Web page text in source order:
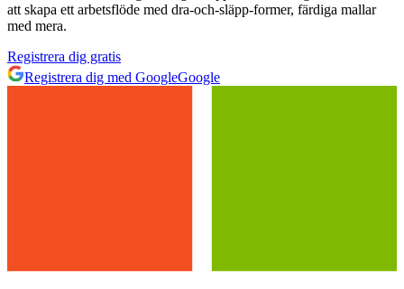
att skapa ett arbetsflöde med dra-och-släpp-former, färdiga mallar
med mera.
Registrera dig gratis
Registrera dig med GoogleGoogle